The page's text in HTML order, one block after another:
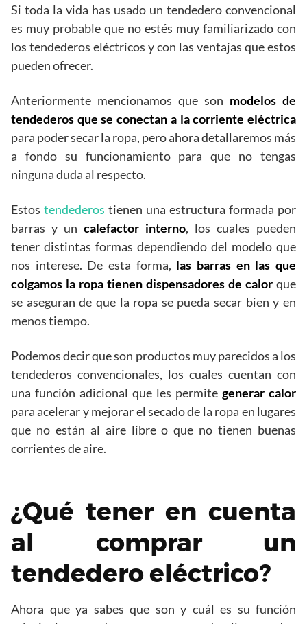
Si toda la vida has usado un tendedero convencional
es muy probable que no estés muy familiarizado con
los tendederos eléctricos y con las ventajas que estos
pueden ofrecer.
Anteriormente mencionamos que son modelos de
tendederos que se conectan a la corriente eléctrica
para poder secar la ropa, pero ahora detallaremos más
a fondo su funcionamiento para que no tengas
ninguna duda al respecto.
Estos tendederos tienen una estructura formada por
barras y un calefactor interno, los cuales pueden
tener distintas formas dependiendo del modelo que
nos interese. De esta forma, las barras en las que
colgamos la ropa tienen dispensadores de calor que
se aseguran de que la ropa se pueda secar bien y en
menos tiempo.
Podemos decir que son productos muy parecidos a los
tendederos convencionales, los cuales cuentan con
una función adicional que les permite generar calor
para acelerar y mejorar el secado de la ropa en lugares
que no están al aire libre o que no tienen buenas
corrientes de aire.
¿Qué tener en cuenta
al comprar un
tendedero eléctrico?
Ahora que ya sabes que son y cuál es su función